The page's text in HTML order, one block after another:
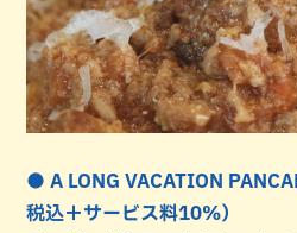
● A LONG VACATION
税込＋サービス料10%）